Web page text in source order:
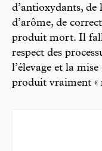
d’antioxydants, de
d’arôme, de
produit mort. Il
respect des
l’élevage et la
produit vraiment «